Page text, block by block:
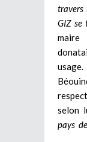
travers
GIZ se
usage
selon
pays